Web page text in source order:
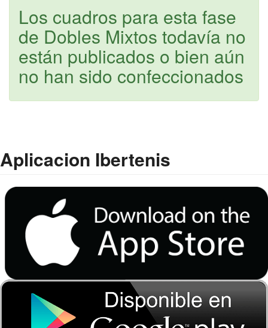
Los cuadros para esta fase
de Dobles Mixtos todavía no
están publicados o bien aún
no han sido confeccionados
Aplicacion Ibertenis